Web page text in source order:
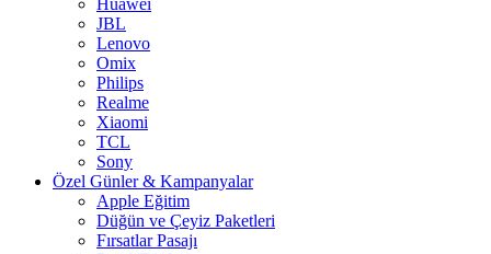
Huawei
JBL
Lenovo
Omix
Philips
Realme
Xiaomi
TCL
Sony
Özel Günler & Kampanyalar
Apple Eğitim
Düğün ve Çeyiz Paketleri
Fırsatlar Pasajı